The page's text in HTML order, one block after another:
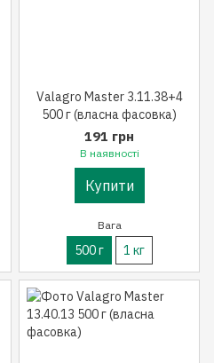
Valagro Master 3.11.38+4
500 г (власна фасовка)
191 грн
В наявності
Купити
Вага
500 г 1 кг